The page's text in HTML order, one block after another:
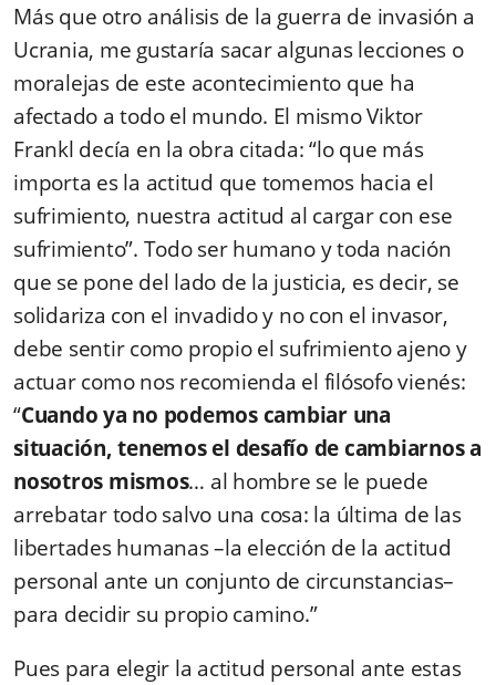
Más que otro análisis de la guerra de invasión a
Ucrania, me gustaría sacar algunas lecciones o
moralejas de este acontecimiento que ha
afectado a todo el mundo. El mismo Viktor
Frankl decía en la obra citada: “lo que más
importa es la actitud que tomemos hacia el
sufrimiento, nuestra actitud al cargar con ese
sufrimiento”. Todo ser humano y toda nación
que se pone del lado de la justicia, es decir, se
solidariza con el invadido y no con el invasor,
debe sentir como propio el sufrimiento ajeno y
actuar como nos recomienda el filósofo vienés:
“Cuando ya no podemos cambiar una
situación, tenemos el desafío de cambiarnos a
nosotros mismos… al hombre se le puede
arrebatar todo salvo una cosa: la última de las
libertades humanas –la elección de la actitud
personal ante un conjunto de circunstancias–
para decidir su propio camino.”
Pues para elegir la actitud personal ante estas